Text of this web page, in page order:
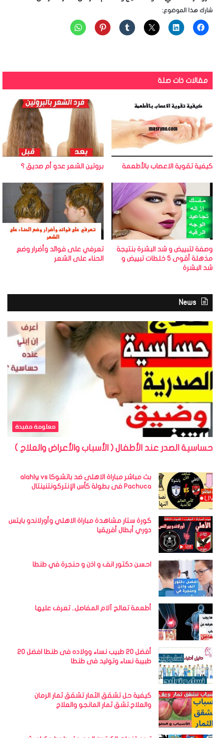
شارك هذا الموضوع:
مقالات ذات صلة
كيفية تقوية الاعصاب بالأطعمة بروتين الشعر عدو أم صديق ؟
وصفة لتبييض و شد البشرة بنتيجة
مذهلة أقوى 5 خلطات تبييض و
شد البشرة
تعرفي على فوائد وأضرار وضع
الحناء على الشعر
News
معلومة مفيدة
حساسية الصدر عند الأطفال ( الأسباب والأعراض والعلاج )
بث مباشر مباراة الاهلى ضد باتشوكا alahly vs
Pachuca فى بطولة كأس الإنتركونتنينتال
كورة ستار مشاهدة مباراة الاهلي وأورلاندو بايتس
دوري أبطال أفريقيا
احسن دكتور انف و اذن و حنجرة في طنطا
أطعمة تعالج آلام المفاصل.. تعرف عليها
أفضل 20 طبيب نساء وولاده فى طنطا افضل 20
طبيبة نساء وتوليد فى طنطا
كيفية حل تشقق الثمار تشقق ثمار الرمان
والعلاج.تشق ثمار المانجو والعلاج